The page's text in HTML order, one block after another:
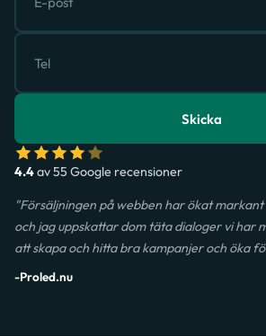
Skicka
4.4av 55 Google recensioner
"Försäljningen på webben har ökat
och jag uppskattar dom täta dialoger vi har
att skapa och hitta bra kampanjer och öka
-Proled.nu